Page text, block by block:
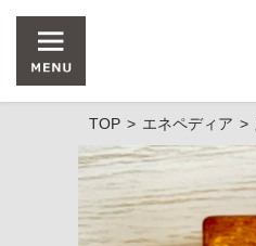
TOP エネペディア